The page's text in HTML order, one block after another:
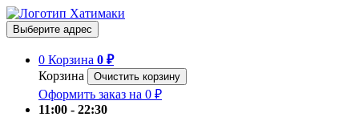
Выберите адрес
0 Корзина 0 ₽
Корзина
Очистить корзину
Оформить заказ на 0 ₽
11:00 - 22:30